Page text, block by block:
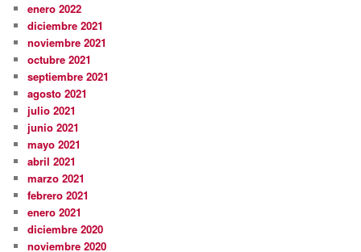
enero 2022
diciembre 2021
noviembre 2021
octubre 2021
septiembre 2021
agosto 2021
julio 2021
junio 2021
mayo 2021
abril 2021
marzo 2021
febrero 2021
enero 2021
diciembre 2020
noviembre 2020